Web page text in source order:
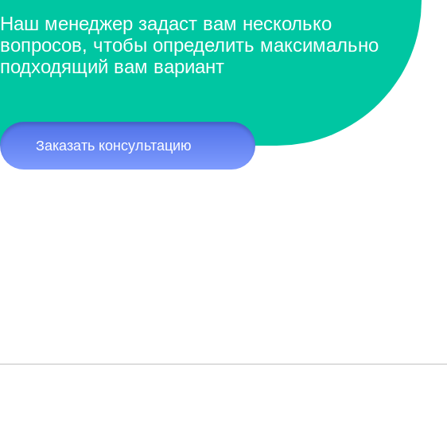
Наш менеджер задаст вам несколько
вопросов, чтобы определить максимально
подходящий вам вариант
Заказать консультацию